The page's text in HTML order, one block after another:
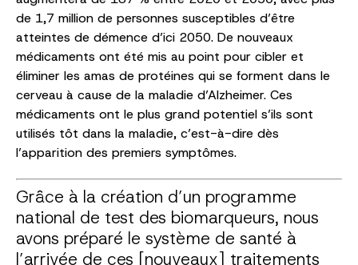
de 1,7 million de personnes susceptibles d’être
atteintes de démence d’ici 2050. De nouveaux
médicaments ont été mis au point pour cibler et
éliminer les amas de protéines qui se forment dans le
cerveau à cause de la maladie d’Alzheimer. Ces
médicaments ont le plus grand potentiel s’ils sont
utilisés tôt dans la maladie, c’est-à-dire dès
l’apparition des premiers symptômes.
Grâce à la création d’un programme
national de test des biomarqueurs, nous
avons préparé le système de santé à
l’arrivée de ces [nouveaux] traitements